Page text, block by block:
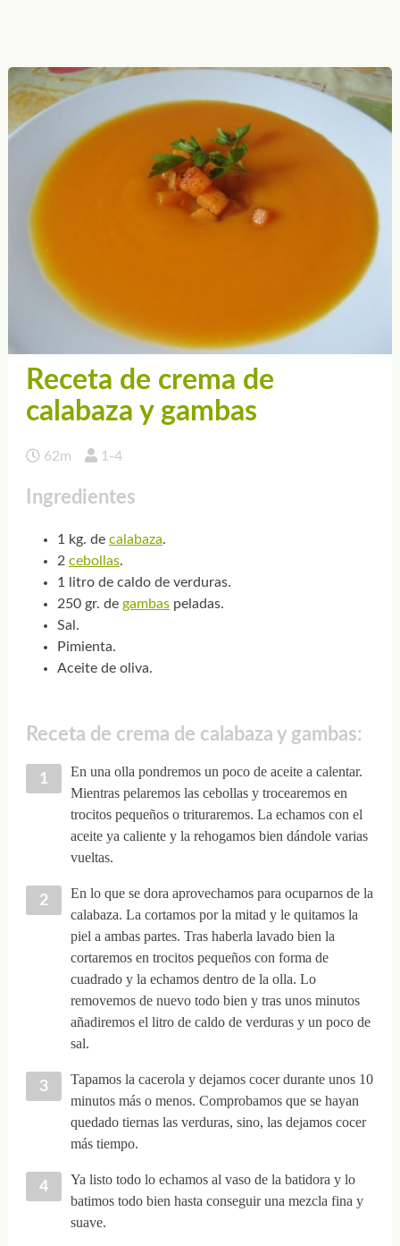
Receta de crema de
calabaza y gambas
62m 1-4
Ingredientes
1 kg. de calabaza.
2 cebollas.
1 litro de caldo de verduras.
250 gr. de gambaspeladas.
Sal.
Pimienta.
Aceite de oliva.
Receta de crema de calabaza y gambas:
En una olla pondremos un poco de aceite a calentar.
Mientras pelaremos las cebollas y trocearemos en
trocitos pequeños o trituraremos. La echamos con el
aceite ya caliente y la rehogamos bien dándole varias
vueltas.
En lo que se dora aprovechamos para ocuparnos de la
calabaza. La cortamos por la mitad y le quitamos la
piel a ambas partes. Tras haberla lavado bien la
cortaremos en trocitos pequeños con forma de
cuadrado y la echamos dentro de la olla. Lo
removemos de nuevo todo bien y tras unos minutos
añadiremos el litro de caldo de verduras y un poco de
sal.
Tapamos la cacerola y dejamos cocer durante unos 10
minutos más o menos. Comprobamos que se hayan
quedado tiernas las verduras, sino, las dejamos cocer
más tiempo.
Ya listo todo lo echamos al vaso de la batidora y lo
batimos todo bien hasta conseguir una mezcla fina y
suave.